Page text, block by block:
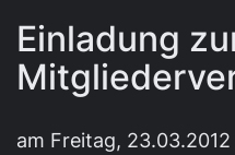
Einladung
am Freitag,